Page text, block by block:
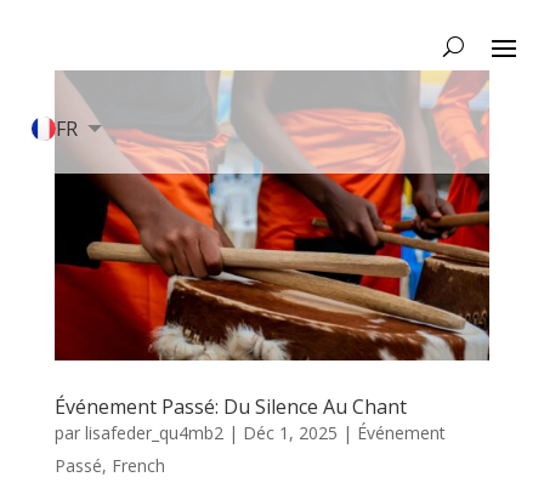
FR
EN
Événement Passé: Du Silence Au Chant
par lisafeder_qu4mb2| Déc 1, 2025 | Événement
Passé, French